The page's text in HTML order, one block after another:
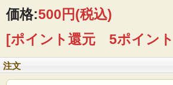
【ご注文前に必ずお読み下さい 】
☆生地は1m単位で切り売りいたします。
（例えば）
1mの場合→「1」 5mの場合→「5」
とご入力の程 宜しくお願いたします。
☆1点のご注文に対して、基本的に生地はつながった
価格:500円(税込)
[ポイント還元 5ポイン
注文